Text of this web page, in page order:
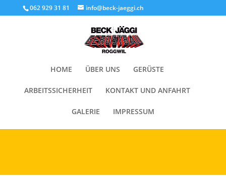
Cookies helfen uns bei der Bereitstellung unserer Inhalte und
Dienste. Durch die weitere Nutzung der Webseite stimmen Sie der
Verwendung von Cookies zu.
062 929 31 81 info@beck-jaeggi.ch
HOME ÜBER UNS GERÜSTE
ARBEITSSICHERHEIT KONTAKT UND ANFAHRT
GALERIE IMPRESSUM